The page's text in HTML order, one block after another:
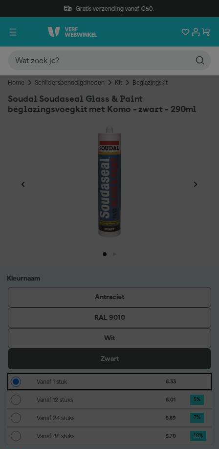
Gratis verzending vanaf €50,-
Home Schildersbenodigdheden Kit Beglazingskit
Soudal Soudaseal Glass & Paint
beglazingsvoegkit met Komo - zwart - 290ml
Kleurnaam
Antraciet
RAL 9010
Wit
Zwart
Vanaf 1 stuk 6.33
Vanaf 12 stuks 6.01 5%
Vanaf 24 stuks 5.89 7%
Vanaf 48 stuks 5.70 10%